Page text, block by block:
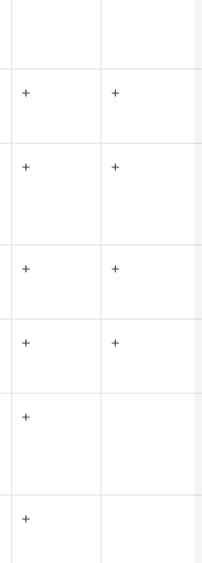
+ +
+ +
+ +
+ +
+
+